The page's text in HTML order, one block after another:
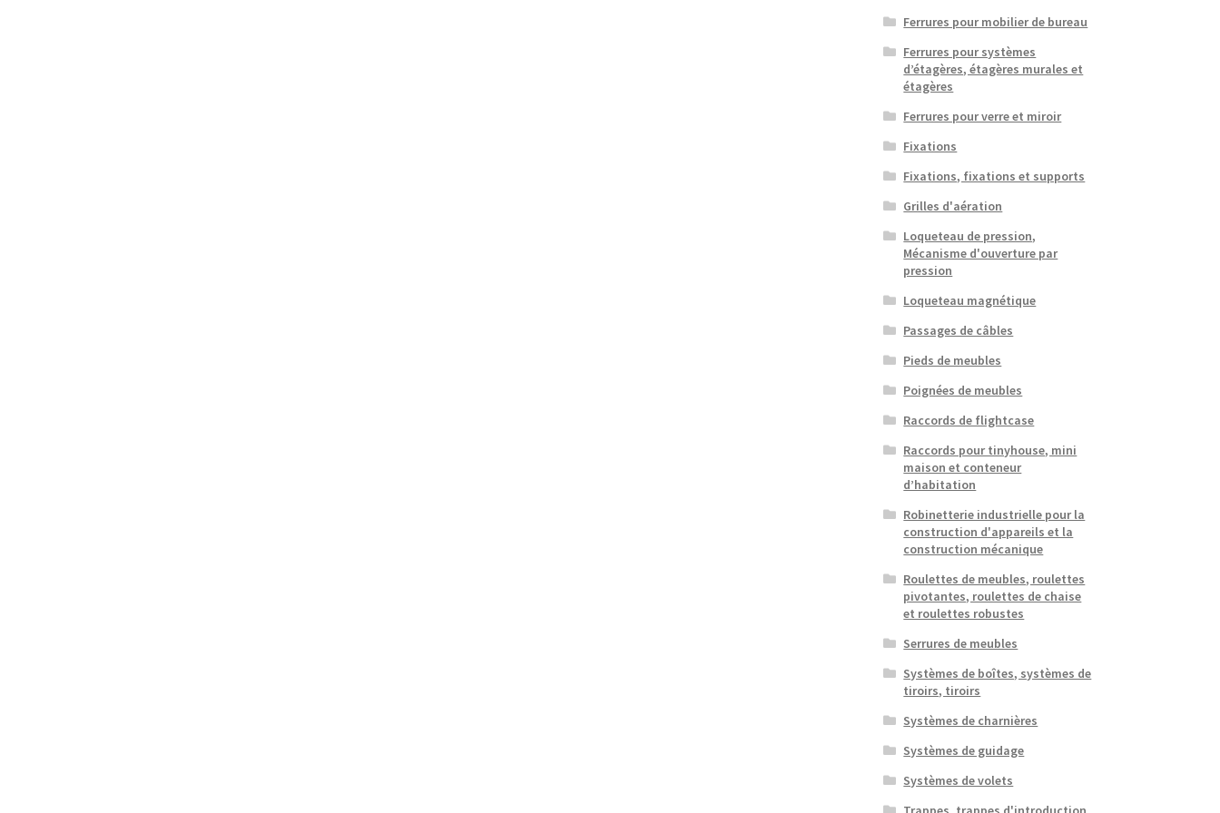
Ferrures pour mobilier de bureau
Ferrures pour systèmes
d’étagères, étagères murales et
étagères
Ferrures pour verre et miroir
Fixations
Fixations, fixations et supports
Grilles d'aération
Loqueteau de pression,
Mécanisme d'ouverture par
pression
Loqueteau magnétique
Passages de câbles
Pieds de meubles
Poignées de meubles
Raccords de flightcase
Raccords pour tinyhouse, mini
maison et conteneur
d’habitation
Robinetterie industrielle pour la
construction d'appareils et la
construction mécanique
Roulettes de meubles, roulettes
pivotantes, roulettes de chaise
et roulettes robustes
Serrures de meubles
Systèmes de boîtes, systèmes de
tiroirs, tiroirs
Systèmes de charnières
Systèmes de guidage
Systèmes de volets